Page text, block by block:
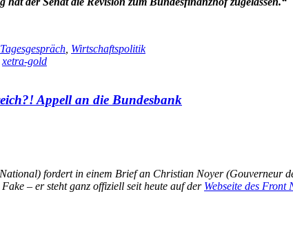
Tagesgespräch Wirtschaftspolitik
xetra-gold
Appell an die Bundesbank
fordert in einem Brief an Christian Noyer (Gouverneur
Fake – er steht ganz offiziell seit heute auf der Webseite des Front